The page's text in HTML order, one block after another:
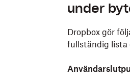
under
Dropbox gör
fullständig lista